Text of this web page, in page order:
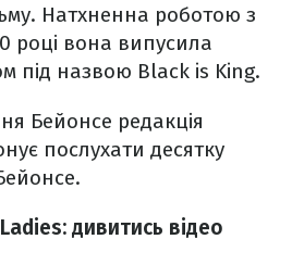
Натхненна роботою з
році вона випусила
під назвою Black is King.
Бейонсе редакція
послухати десятку
дивитись відео